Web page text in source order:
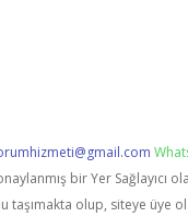
bir Yer
olup, siteye